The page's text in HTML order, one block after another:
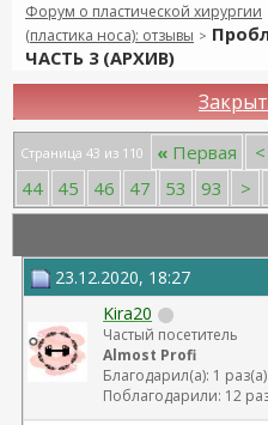
Форум о пластической хирургии
(пластика носа): отзывы >
ЧАСТЬ 3 (АРХИВ)
Страница 43 из 110 « Первая <
44
45 46 47 53 93 >
23.12.2020, 18:27
Kira20
Частый посетитель
Almost Profi
Благодарил(а): 1 раз(а)
Поблагодарили: 12